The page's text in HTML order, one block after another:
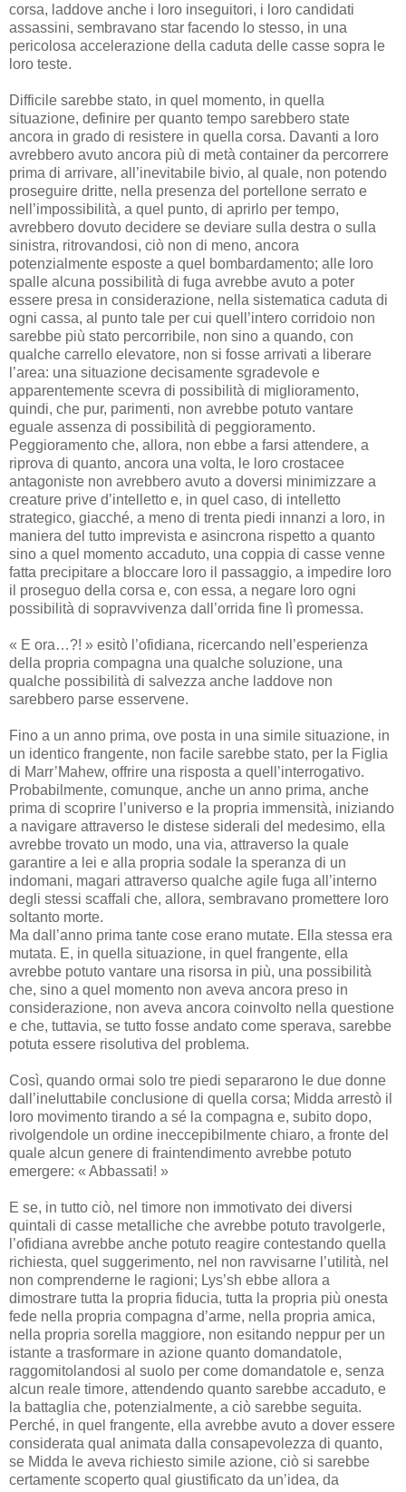
corsa, laddove anche i loro inseguitori, i loro candidati
assassini, sembravano star facendo lo stesso, in una
pericolosa accelerazione della caduta delle casse sopra le
loro teste.
Difficile sarebbe stato, in quel momento, in quella
situazione, definire per quanto tempo sarebbero state
ancora in grado di resistere in quella corsa. Davanti a loro
avrebbero avuto ancora più di metà container da percorrere
prima di arrivare, all’inevitabile bivio, al quale, non potendo
proseguire dritte, nella presenza del portellone serrato e
nell’impossibilità, a quel punto, di aprirlo per tempo,
avrebbero dovuto decidere se deviare sulla destra o sulla
sinistra, ritrovandosi, ciò non di meno, ancora
potenzialmente esposte a quel bombardamento; alle loro
spalle alcuna possibilità di fuga avrebbe avuto a poter
essere presa in considerazione, nella sistematica caduta di
ogni cassa, al punto tale per cui quell’intero corridoio non
sarebbe più stato percorribile, non sino a quando, con
qualche carrello elevatore, non si fosse arrivati a liberare
l’area: una situazione decisamente sgradevole e
apparentemente scevra di possibilità di miglioramento,
quindi, che pur, parimenti, non avrebbe potuto vantare
eguale assenza di possibilità di peggioramento.
Peggioramento che, allora, non ebbe a farsi attendere, a
riprova di quanto, ancora una volta, le loro crostacee
antagoniste non avrebbero avuto a doversi minimizzare a
creature prive d’intelletto e, in quel caso, di intelletto
strategico, giacché, a meno di trenta piedi innanzi a loro, in
maniera del tutto imprevista e asincrona rispetto a quanto
sino a quel momento accaduto, una coppia di casse venne
fatta precipitare a bloccare loro il passaggio, a impedire loro
il proseguo della corsa e, con essa, a negare loro ogni
possibilità di sopravvivenza dall’orrida fine lì promessa.
« E ora…?! » esitò l’ofidiana, ricercando nell’esperienza
della propria compagna una qualche soluzione, una
qualche possibilità di salvezza anche laddove non
sarebbero parse esservene.
Fino a un anno prima, ove posta in una simile situazione, in
un identico frangente, non facile sarebbe stato, per la Figlia
di Marr’Mahew, offrire una risposta a quell’interrogativo.
Probabilmente, comunque, anche un anno prima, anche
prima di scoprire l’universo e la propria immensità, iniziando
a navigare attraverso le distese siderali del medesimo, ella
avrebbe trovato un modo, una via, attraverso la quale
garantire a lei e alla propria sodale la speranza di un
indomani, magari attraverso qualche agile fuga all’interno
degli stessi scaffali che, allora, sembravano promettere loro
soltanto morte.
Ma dall’anno prima tante cose erano mutate. Ella stessa era
mutata. E, in quella situazione, in quel frangente, ella
avrebbe potuto vantare una risorsa in più, una possibilità
che, sino a quel momento non aveva ancora preso in
considerazione, non aveva ancora coinvolto nella questione
e che, tuttavia, se tutto fosse andato come sperava, sarebbe
potuta essere risolutiva del problema.
Così, quando ormai solo tre piedi separarono le due donne
dall’ineluttabile conclusione di quella corsa; Midda arrestò il
loro movimento tirando a sé la compagna e, subito dopo,
rivolgendole un ordine ineccepibilmente chiaro, a fronte del
quale alcun genere di fraintendimento avrebbe potuto
emergere: « Abbassati! »
E se, in tutto ciò, nel timore non immotivato dei diversi
quintali di casse metalliche che avrebbe potuto travolgerle,
l’ofidiana avrebbe anche potuto reagire contestando quella
richiesta, quel suggerimento, nel non ravvisarne l’utilità, nel
non comprenderne le ragioni; Lys’sh ebbe allora a
dimostrare tutta la propria fiducia, tutta la propria più onesta
fede nella propria compagna d’arme, nella propria amica,
nella propria sorella maggiore, non esitando neppur per un
istante a trasformare in azione quanto domandatole,
raggomitolandosi al suolo per come domandatole e, senza
alcun reale timore, attendendo quanto sarebbe accaduto, e
la battaglia che, potenzialmente, a ciò sarebbe seguita.
Perché, in quel frangente, ella avrebbe avuto a dover essere
considerata qual animata dalla consapevolezza di quanto,
se Midda le aveva richiesto simile azione, ciò si sarebbe
certamente scoperto qual giustificato da un’idea, da